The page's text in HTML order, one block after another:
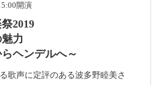
開演
2019
力
ヘンデルへ～
歌声に定評のある波多野睦美さ